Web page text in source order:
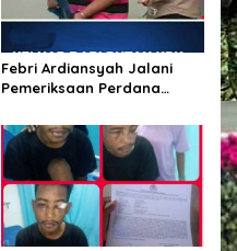
Febri Ardiansyah Jalani
Pemeriksaan Perdana
Kejaksaan Agung